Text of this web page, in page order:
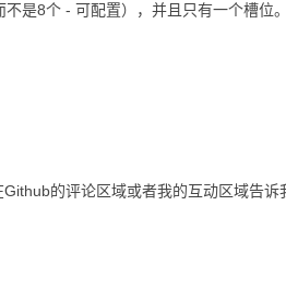
是8个 - 可配置），并且只有一个槽位。
的评论区域或者我的互动区域告诉